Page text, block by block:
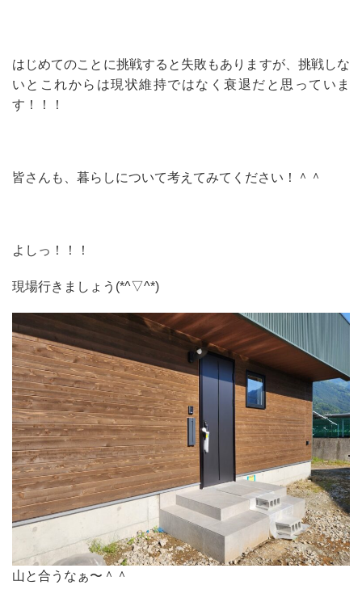
はじめてのことに挑戦すると失敗もありますが、挑戦しな
いとこれからは現状維持ではなく衰退だと思っていま
す！！！
皆さんも、暮らしについて考えてみてください！＾＾
よしっ！！！
現場行きましょう(*^▽^*)
山と合うなぁ〜＾＾